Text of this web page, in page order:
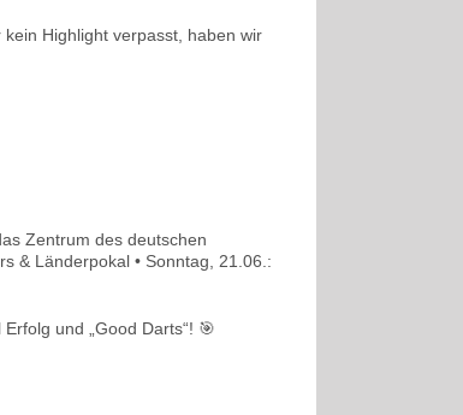
Highlight verpasst, haben wir
Zentrum des deutschen
& Länderpokal • Sonntag, 21.06.:
und „Good Darts“! 🎯